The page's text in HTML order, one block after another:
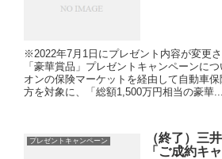
※2022年7月1日にプレゼント内容が変更
「豪華賞品」プレゼントキャンペーンに
オンの保険マーケットを経由して自動車
方を対象に、「総額1,500万円相当の豪華...
プレゼントキャンペーン
（終了）三
「ご成約キ